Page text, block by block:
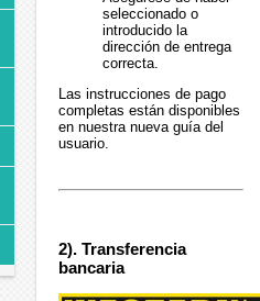
seleccionado o
introducido la
dirección de entrega
correcta.
Las instrucciones de pago
completas están disponibles
en nuestra nueva guía del
usuario.
2). Transferencia
bancaria